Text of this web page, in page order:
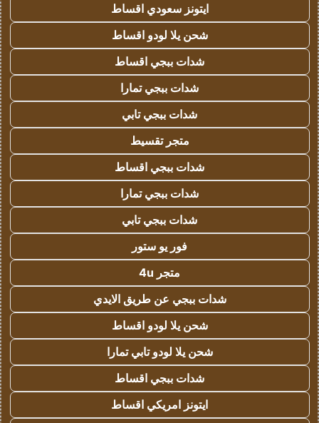
ايتونز سعودي اقساط
شحن يلا لودو اقساط
شدات ببجي اقساط
شدات ببجي تمارا
شدات ببجي تابي
متجر تقسيط
شدات ببجي اقساط
شدات ببجي تمارا
شدات ببجي تابي
فور يو ستور
متجر 4u
شدات ببجي عن طريق الايدي
شحن يلا لودو اقساط
شحن يلا لودو تابي تمارا
شدات ببجي اقساط
ايتونز امريكي اقساط